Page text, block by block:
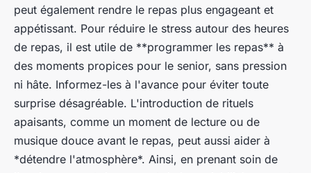
peut également rendre le repas plus engageant et
appétissant. Pour réduire le stress autour des heures
de repas, il est utile de **programmer les repas** à
des moments propices pour le senior, sans pression
ni hâte. Informez-les à l'avance pour éviter toute
surprise désagréable. L'introduction de rituels
apaisants, comme un moment de lecture ou de
musique douce avant le repas, peut aussi aider à
*détendre l'atmosphère*. Ainsi, en prenant soin de